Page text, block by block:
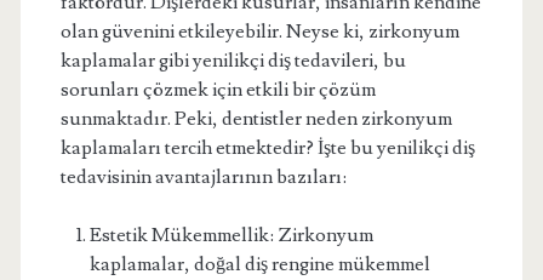
olan güvenini etkileyebilir. Neyse ki, zirkonyum
kaplamalar gibi yenilikçi diş tedavileri, bu
sorunları çözmek için etkili bir çözüm
sunmaktadır. Peki, dentistler neden zirkonyum
kaplamaları tercih etmektedir? İşte bu yenilikçi diş
tedavisinin avantajlarının bazıları:
Estetik Mükemmellik: Zirkonyum
kaplamalar, doğal diş rengine mükemmel